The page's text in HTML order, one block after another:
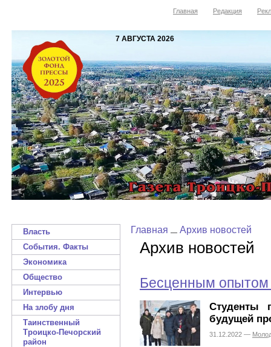
Главная Редакция
7 АВГУСТА 2026
Власть
События. Факты
Экономика
Общество
Интервью
На злобу дня
Таинственный
Троицко-Печорский
район
Главная Архив новостей
Архив новостей
Бесценным опытом
Студенты
будущей
31.12.2022 —